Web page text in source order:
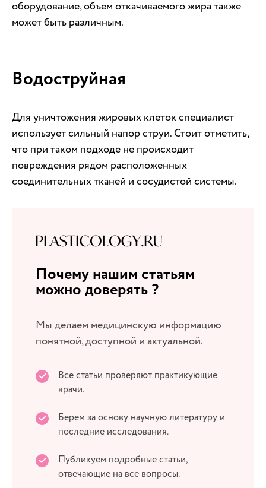
оборудование, объем откачиваемого жира также
может быть различным.
Водоструйная
Для уничтожения жировых клеток специалист
использует сильный напор струи. Стоит отметить,
что при таком подходе не происходит
повреждения рядом расположенных
соединительных тканей и сосудистой системы.
Почему нашим статьям
можно доверять ?
Мы делаем медицинскую информацию
понятной, доступной и актуальной.
Все статьи проверяют практикующие
врачи.
Берем за основу научную литературу и
последние исследования.
Публикуем подробные статьи,
отвечающие на все вопросы.